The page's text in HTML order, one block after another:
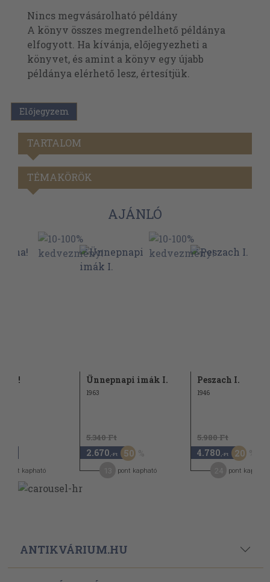
Nincs megvásárolható példány
A könyv összes megrendelhető példánya
elfogyott. Ha kívánja, előjegyezheti a
könyvet, és amint a könyv egy újabb
példánya elérhető lesz, értesítjük.
Előjegyzem
TARTALOM
TÉMAKÖRÖK
AJÁNLÓ
pont kapható
Ünnepnapi imák I.
1963
5.340 Ft
2.670 ,-Ft 50
pont kapható
Peszach I.
1946
5.980 Ft
4.780 ,-Ft 20
pont kapható
ANTIKVÁRIUM.HU